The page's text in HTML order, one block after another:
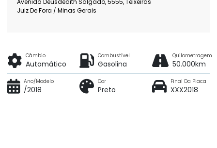
Avenida Deusdedith Salgado, 5555, Teixeiras
Juiz De Fora / Minas Gerais
Câmbio
Automático
Combustível
Gasolina
Quilometragem
50.000km
Ano/Modelo
/2018
Cor
Preto
Final Da Placa
XXX2018